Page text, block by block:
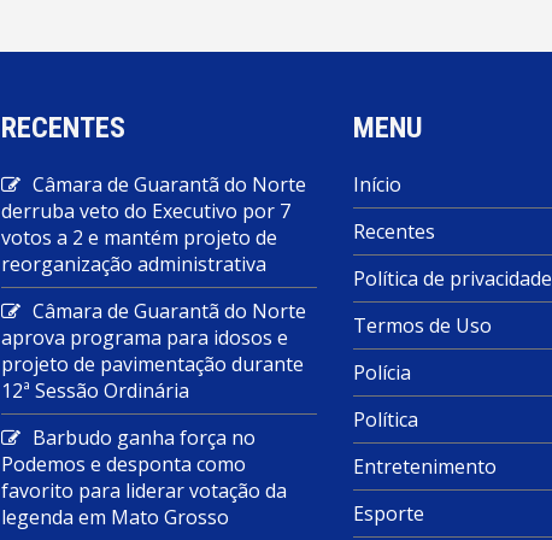
RECENTES
Câmara de Guarantã do Norte
derruba veto do Executivo por 7
votos a 2 e mantém projeto de
reorganização administrativa
Câmara de Guarantã do Norte
aprova programa para idosos e
projeto de pavimentação durante
12ª Sessão Ordinária
Barbudo ganha força no
Podemos e desponta como
favorito para liderar votação da
legenda em Mato Grosso
MENU
Início
Recentes
Política de privacidade
Termos de Uso
Polícia
Política
Entretenimento
Esporte